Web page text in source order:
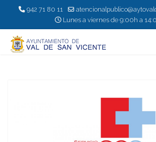
942 71 80 11
Lunes a viernes de 9:00h a